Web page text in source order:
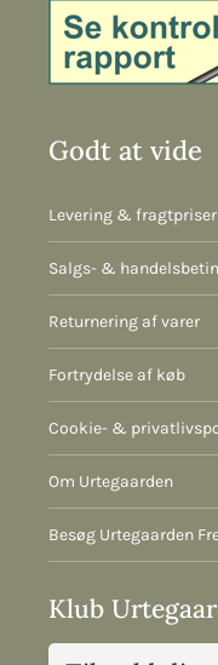
Godt at vide
Levering & fragtpriser
Salgs- &
Returnering af varer
Fortrydelse af køb
Cookie- &
Om Urtegaarden
Besøg Urtegaarden
Klub